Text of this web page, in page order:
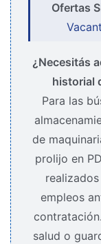
Ofertas
¿Necesitás
historial
Para las
de
prolijo en
empleos
salud o